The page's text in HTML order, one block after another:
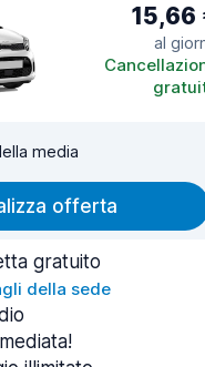
15,66
al
media
offerta
gratuito
della sede